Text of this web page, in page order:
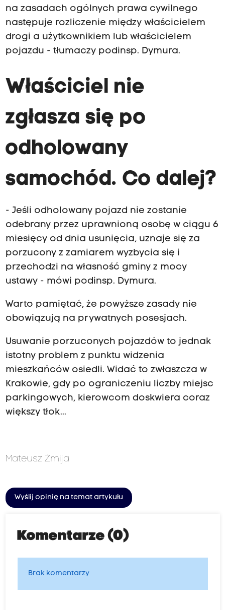
na zasadach ogólnych prawa cywilnego
następuje rozliczenie między właścicielem
drogi a użytkownikiem lub właścicielem
pojazdu - tłumaczy podinsp. Dymura.
Właściciel nie
zgłasza się po
odholowany
samochód. Co dalej?
- Jeśli odholowany pojazd nie zostanie
odebrany przez uprawnioną osobę w ciągu 6
miesięcy od dnia usunięcia, uznaje się za
porzucony z zamiarem wyzbycia się i
przechodzi na własność gminy z mocy
ustawy - mówi podinsp. Dymura.
Warto pamiętać, że powyższe zasady nie
obowiązują na prywatnych posesjach.
Usuwanie porzuconych pojazdów to jednak
istotny problem z punktu widzenia
mieszkańców osiedli. Widać to zwłaszcza w
Krakowie, gdy po ograniczeniu liczby miejsc
parkingowych, kierowcom doskwiera coraz
większy tłok...
Mateusz Żmija
Wyślij opinię na temat artykułu
Komentarze (0)
Brak komentarzy